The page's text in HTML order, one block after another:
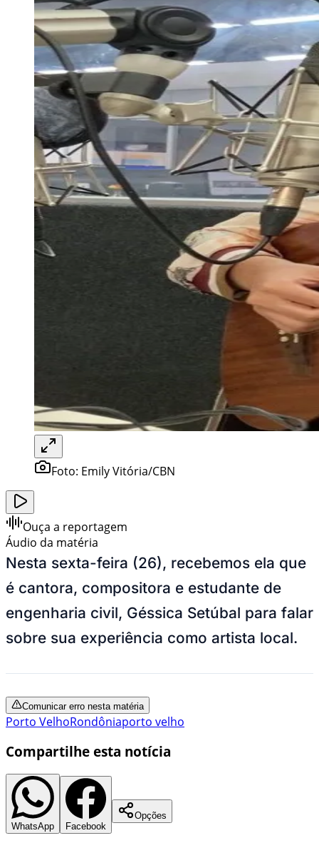
Foto: Emily Vitória/CBN
Ouça a reportagem
Áudio da matéria
Nesta sexta-feira (26), recebemos ela que
é cantora, compositora e estudante de
engenharia civil, Géssica Setúbal para falar
sobre sua experiência como artista local.
Comunicar erro nesta matéria
Porto VelhoRondôniaporto velho
Compartilhe esta notícia
WhatsApp Facebook
Opções